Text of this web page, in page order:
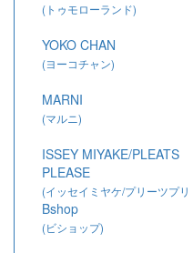
(トゥモローランド)
YOKO CHAN
(ヨーコチャン)
MARNI
(マルニ)
ISSEY MIYAKE/PLEATS
PLEASE
(イッセイミヤケ/プリーツプリ
ーズ)
Bshop
(ビショップ)